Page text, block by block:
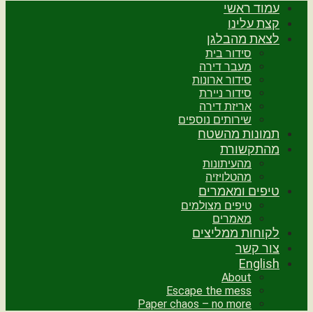
עמוד ראשי
קצת עלינו
לצאת מהבלגן
סידור בית
מעבר דירה
סידור ארונות
סידור ניירת
אריזת דירה
שירותים נוספים
תמונות מהשטח
מהתקשורת
מהעיתונות
מהטלויזיה
טיפים ומאמרים
טיפים מצולמים
מאמרים
לקוחות ממליצים
צור קשר
English
About
Escape the mess
Paper chaos – no more